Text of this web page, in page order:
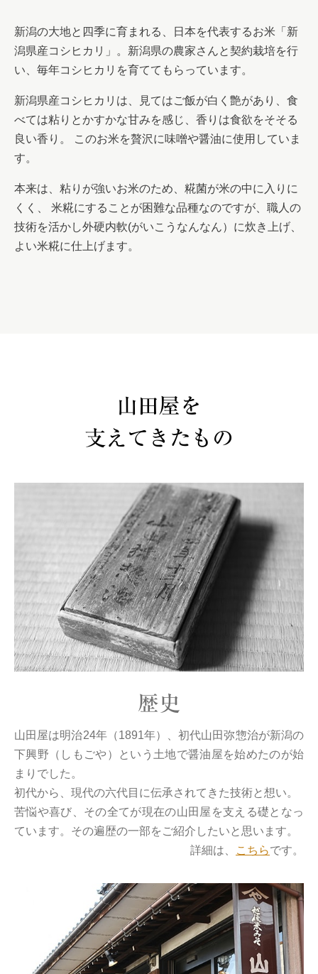
新潟の大地と四季に育まれる、日本を代表するお米「新
潟県産コシヒカリ」。新潟県の農家さんと契約栽培を行
い、毎年コシヒカリを育ててもらっています。
新潟県産コシヒカリは、見てはご飯が白く艶があり、食
べては粘りとかすかな甘みを感じ、香りは食欲をそそる
良い香り。 このお米を贅沢に味噌や醤油に使用していま
す。
本来は、粘りが強いお米のため、糀菌が米の中に入りに
くく、 米糀にすることが困難な品種なのですが、職人の
技術を活かし外硬内軟(がいこうなんなん）に炊き上げ、
よい米糀に仕上げます。
山田屋を
支えてきたもの
歴史
山田屋は明治24年（1891年）、初代山田弥惣治が新潟の
下興野（しもごや）という土地で醤油屋を始めたのが始
まりでした。
初代から、現代の六代目に伝承されてきた技術と想い。
苦悩や喜び、その全てが現在の山田屋を支える礎となっ
ています。その遍歴の一部をご紹介したいと思います。
詳細は、
こちらです。